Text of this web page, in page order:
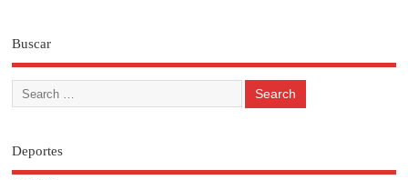
Buscar
Deportes